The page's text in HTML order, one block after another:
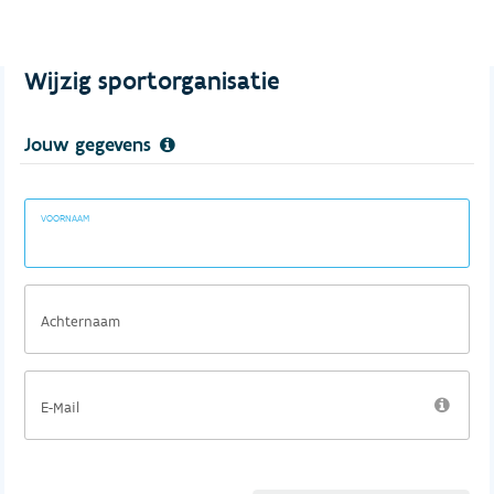
Wijzig sportorganisatie
Jouw gegevens
VOORNAAM
Achternaam
E-Mail